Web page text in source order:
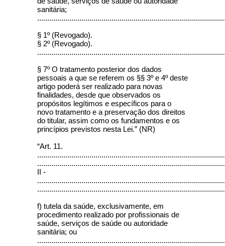
sanitária;
§ 1º (Revogado).
§ 2º (Revogado).
§ 7º O tratamento posterior dos dados
pessoais a que se referem os §§ 3º e 4º deste
artigo poderá ser realizado para novas
finalidades, desde que observados os
propósitos legítimos e específicos para o
novo tratamento e a preservação dos direitos
do titular, assim como os fundamentos e os
princípios previstos nesta Lei.” (NR)
“Art. 11.
II -
f) tutela da saúde, exclusivamente, em
procedimento realizado por profissionais de
saúde, serviços de saúde ou autoridade
sanitária; ou